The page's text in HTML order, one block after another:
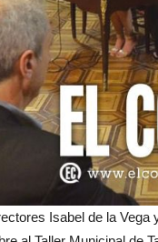
Isabel de la